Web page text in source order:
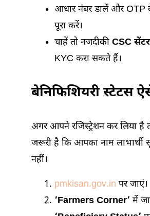
आधार नंबर डालें और OTP
पूरा करें।
चाहें तो नजदीकी CSC सेंटर
KYC करा सकते हैं।
बेनिफिशियरी स्टेटस
अगर आपने रजिस्ट्रेशन कर लिया है
जरूरी है कि आपका नाम लाभार्थी
नहीं।
pmkisan.gov.in पर जाएं।
‘Farmers Corner’ में